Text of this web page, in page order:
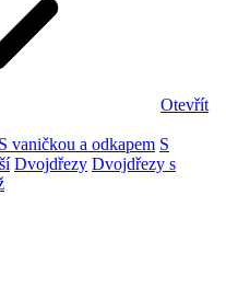
Otevřít
S vaničkou a odkapem S
Dvojdřezy Dvojdřezy s